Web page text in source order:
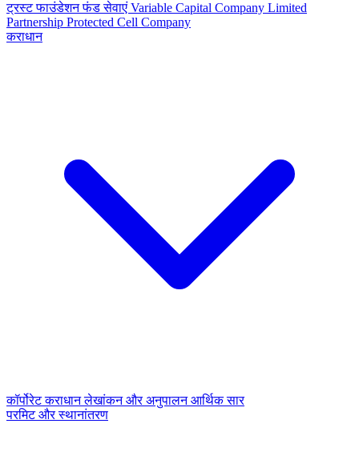
ट्रस्टफाउंडेशनफंड सेवाएं Variable Capital Company Limited
Partnership Protected Cell Company
कराधान
कॉर्पोरेट कराधानलेखांकन और अनुपालनआर्थिक सार
परमिट और स्थानांतरण